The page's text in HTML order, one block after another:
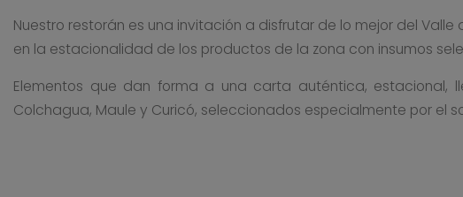
Nuestro restorán es una invitación a disfrutar de lo mejor del
en la estacionalidad de los productos de la zona con insumos
Elementos que dan forma a una carta auténtica,
Colchagua, Maule y Curicó, seleccionados especialmente por el